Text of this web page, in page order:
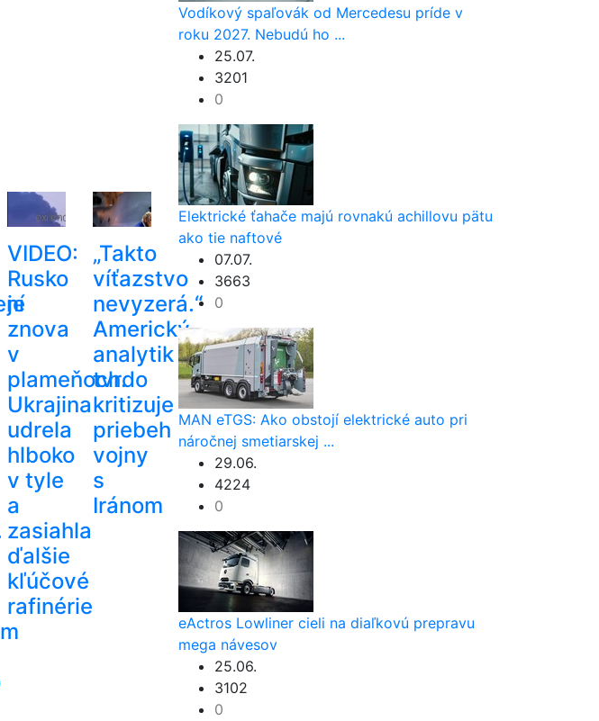
VIDEO:
Rusko
je
znova
v
plameňoch.
Ukrajina
udrela
hlboko
v tyle
a
zasiahla
ďalšie
kľúčové
rafinérie
„Takto
víťazstvo
nevyzerá.“
Americký
analytik
tvrdo
kritizuje
priebeh
vojny
s
Iránom
Vodíkový spaľovák od Mercedesu príde v
roku 2027. Nebudú ho ...
25.07.
3201
0
Elektrické ťahače majú rovnakú achillovu pätu
ako tie naftové
07.07.
3663
0
MAN eTGS: Ako obstojí elektrické auto pri
náročnej smetiarskej ...
29.06.
4224
0
eActros Lowliner cieli na diaľkovú prepravu
mega návesov
25.06.
3102
0